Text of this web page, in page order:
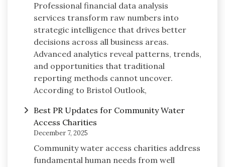
Professional financial data analysis
services transform raw numbers into
strategic intelligence that drives better
decisions across all business areas.
Advanced analytics reveal patterns, trends,
and opportunities that traditional
reporting methods cannot uncover.
According to Bristol Outlook,
Best PR Updates for Community Water
Access Charities
December 7, 2025
Community water access charities address
fundamental human needs from well